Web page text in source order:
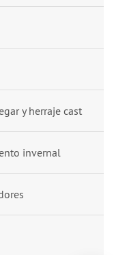
y herraje cast
invernal